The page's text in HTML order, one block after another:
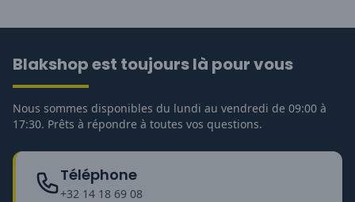
Blakshop est toujours là pour vous
Nous sommes disponibles du lundi au vendredi de 09:00 à
17:30. Prêts à répondre à toutes vos questions.
Téléphone
+32 14 18 69 08